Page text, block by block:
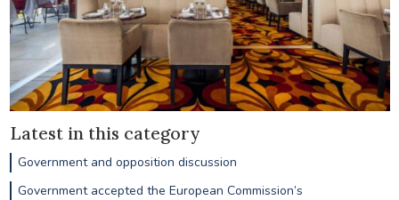
Latest in this category
Government and opposition discussion
Government accepted the European Commission’s